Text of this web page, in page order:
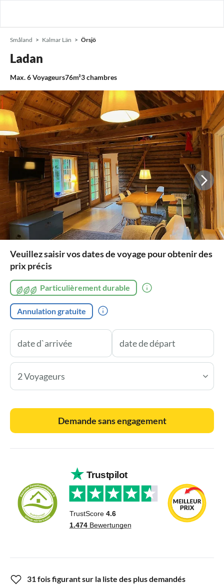
Småland Kalmar Län Örsjö
Ladan
Max.6Voyageurs76m²3chambres
Veuillez saisir vos dates de voyage pour obtenir des
prix précis
Particulièrement durable
Annulation gratuite
2 Voyageurs
Demande sans engagement
31 fois figurant sur la liste des plus demandés